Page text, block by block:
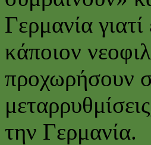
Γερμανία
κάποιον
προχωρήσουν
την Γερμανία.